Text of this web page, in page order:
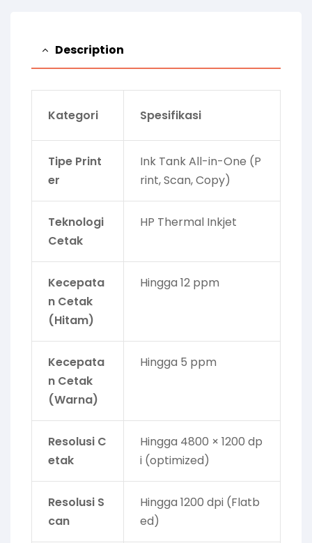
Description
Kategori Spesifikasi
Tipe Print
er
Ink Tank All-in-One (P
rint, Scan, Copy)
Teknologi
Cetak
HP Thermal Inkjet
Kecepata
n Cetak
(Hitam)
Hingga 12 ppm
Kecepata
n Cetak
(Warna)
Hingga 5 ppm
Resolusi C
etak
Hingga 4800 × 1200 dp
i (optimized)
Resolusi S
can
Hingga 1200 dpi (Flatb
ed)